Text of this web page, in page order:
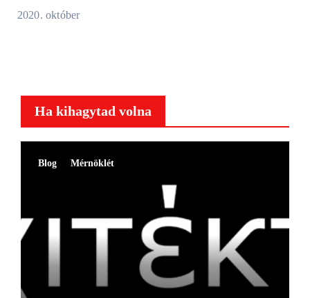
2020. október
Ha kihagytad volna
Blog Mérnöklét